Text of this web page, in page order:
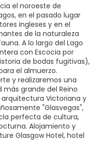
el noroeste de
en el pasado lugar
ingleses y en el
de la naturaleza
A lo largo del Lago
con Escocia por
de bodas fugitivas),
el almuerzo.
y realizaremos una
grande del Reino
arquitectura Victoriana y
"Glasvegas",
perfecta de cultura,
Alojamiento y
Glasgow Hotel, hotel